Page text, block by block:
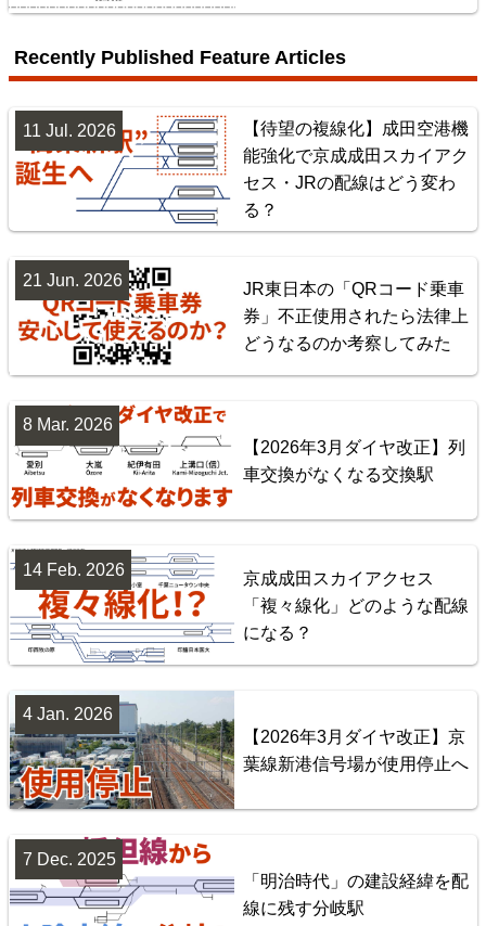
東北地方臨海鉄道配線略図 福島・仙台・秋田・八戸
臨海鉄道
楽天市場 書泉 BOOTH
Recently Published Feature Articles
【待望の複線化】成田空港機
能強化で京成成田スカイアク
セス・JRの配線はどう変わ
る？
11 Jul. 2026
JR東日本の「QRコード乗車
券」不正使用されたら法律上
どうなるのか考察してみた
21 Jun. 2026
【2026年3月ダイヤ改正】列
車交換がなくなる交換駅
8 Mar. 2026
京成成田スカイアクセス
「複々線化」どのような配線
になる？
14 Feb. 2026
【2026年3月ダイヤ改正】京
葉線新港信号場が使用停止へ
4 Jan. 2026
「明治時代」の建設経緯を配
線に残す分岐駅
7 Dec. 2025